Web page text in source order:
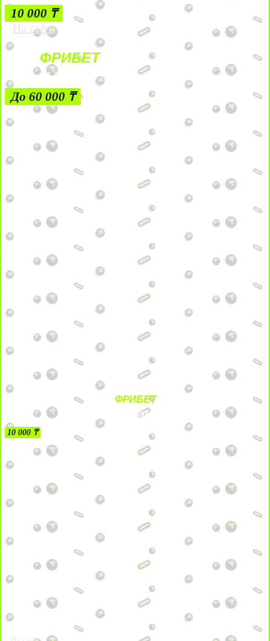
10 000 ₸
На сайт
ФРИБЕТ
ЗА ДЕПОЗИТЫ
До 60 000 ₸
ФРИБЕТ
БЕЗ УСЛОВИЙ
10 000 ₸